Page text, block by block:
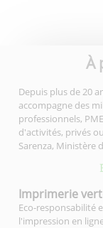
À
Depuis plus de 20
accompagne des
professionnels,
d'activités, privés
Sarenza, Ministère
Imprimerie
Eco-responsabilité
l'impression en